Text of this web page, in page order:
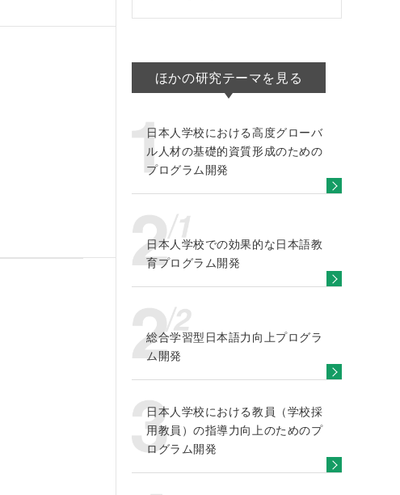
ほかの研究テーマを見る
日本人学校における高度グローバ
ル人材の基礎的資質形成のための
プログラム開発
日本人学校での効果的な日本語教
育プログラム開発
総合学習型日本語力向上プログラ
ム開発
日本人学校における教員（学校採
用教員）の指導力向上のためのプ
ログラム開発